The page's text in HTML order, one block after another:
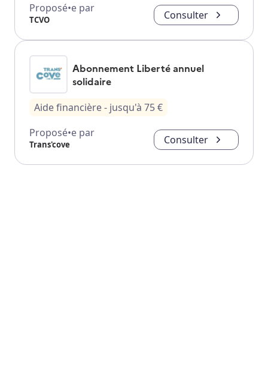
Proposé•e par
TCVO Consulter
Abonnement Liberté annuel
solidaire
Aide financière- jusqu'à 75€
Proposé•e par
Trans'cove Consulter